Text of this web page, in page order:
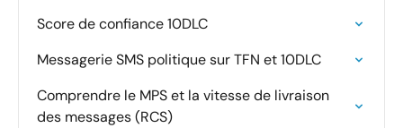
Score de confiance 10DLC
Messagerie SMS politique sur TFN et 10DLC
Comprendre le MPS et la vitesse de livraison
des messages (RCS)